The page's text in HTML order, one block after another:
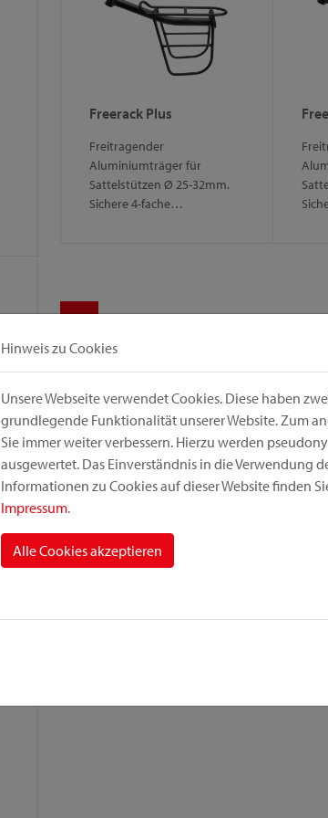
Freerack Plus
Freitragender
Aluminiumträger für
Sattelstützen Ø 25-32mm.
Sichere 4-fache…
1
Hinweis zu Cookies
Unsere Webseite verwendet Cookies. Diese haben
grundlegende Funktionalität unserer Website. Zum
Sie immer weiter verbessern. Hierzu werden
ausgewertet. Das Einverständnis in die Verwendung
Informationen zu Cookies auf dieser Website finden
Impressum.
Alle Cookies akzeptieren